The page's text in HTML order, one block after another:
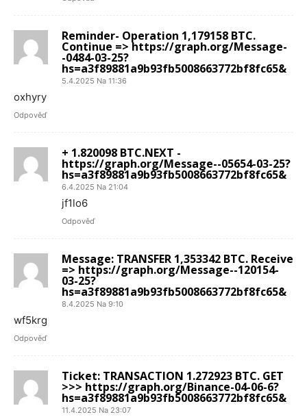
Reminder- Operation 1,179158 BTC.
Continue => https://graph.org/Message-
-0484-03-25?
hs=a3f89881a9b93fb5008663772bf8fc65&
5.4.2025 Na 11:36
oxhyry
Odpověď
+ 1.820098 BTC.NEXT -
https://graph.org/Message--05654-03-25?
hs=a3f89881a9b93fb5008663772bf8fc65&
6.4.2025 Na 21:04
jf1lo6
Odpověď
Message: TRANSFER 1,353342 BTC. Receive
=> https://graph.org/Message--120154-
03-25?
hs=a3f89881a9b93fb5008663772bf8fc65&
8.4.2025 Na 9:10
wf5krg
Odpověď
Ticket: TRANSACTION 1.272923 BTC. GET
>>> https://graph.org/Binance-04-06-6?
hs=a3f89881a9b93fb5008663772bf8fc65&
11.4.2025 Na 23:07